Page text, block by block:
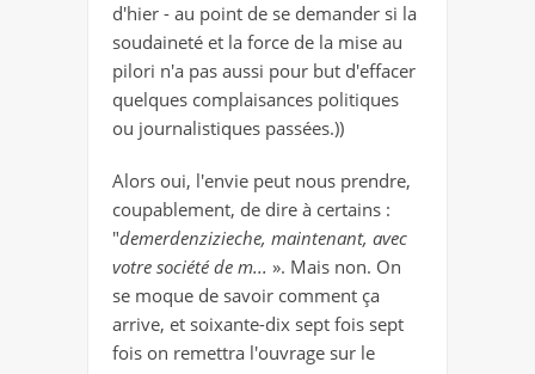
d'hier - au point de se demander si la
soudaineté et la force de la mise au
pilori n'a pas aussi pour but d'effacer
quelques complaisances politiques
ou journalistiques passées.))
Alors oui, l'envie peut nous prendre,
coupablement, de dire à certains :
"demerdenzizieche, maintenant, avec
votre société de m... ». Mais non. On
se moque de savoir comment ça
arrive, et soixante-dix sept fois sept
fois on remettra l'ouvrage sur le